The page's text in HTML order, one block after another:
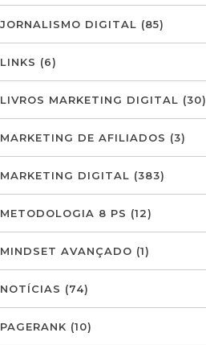
JORNALISMO DIGITAL (85)
LINKS (6)
LIVROS MARKETING DIGITAL (30)
MARKETING DE AFILIADOS (3)
MARKETING DIGITAL (383)
METODOLOGIA 8 PS (12)
MINDSET AVANÇADO (1)
NOTÍCIAS (74)
PAGERANK (10)